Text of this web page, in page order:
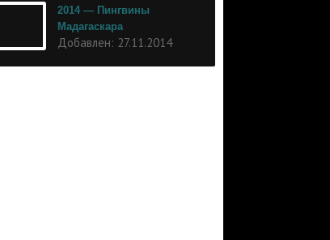
2014 — Пингвины
Мадагаскара
Добавлен: 27.11.2014